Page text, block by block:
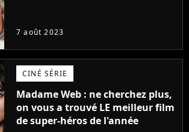
7 août 2023
CINÉ SÉRIE
Madame Web : ne cherchez plus,
on vous a trouvé LE meilleur film
de super-héros de l'année